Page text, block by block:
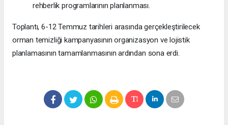
rehberlik programlarının planlanması.
Toplantı, 6-12 Temmuz tarihleri arasında gerçekleştirilecek
orman temizliği kampanyasının organizasyon ve lojistik
planlamasının tamamlanmasının ardından sona erdi.